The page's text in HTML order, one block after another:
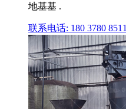
地基基 .
联系电话: 180 3780 8511